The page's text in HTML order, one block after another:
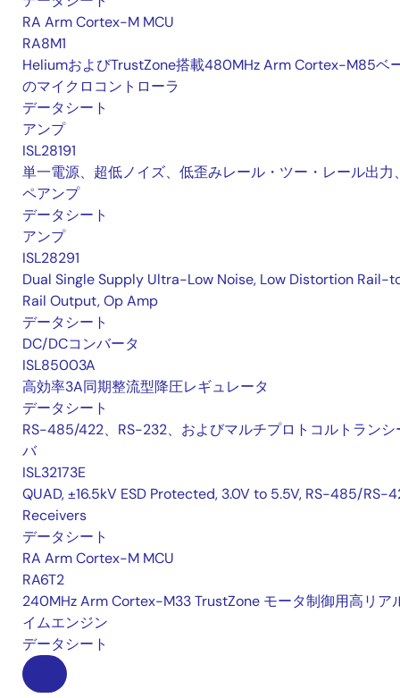
RA Arm Cortex-M MCU
RA8M1
HeliumおよびTrustZone搭載480MHz Arm Cortex-M85ベ
のマイクロコントローラ
データシート
アンプ
ISL28191
単一電源、超低ノイズ、低歪みレール・ツー・レール出力
ペアンプ
データシート
アンプ
ISL28291
Dual Single Supply Ultra-Low Noise, Low Distortion Rail-
Rail Output, Op Amp
データシート
DC/DCコンバータ
ISL85003A
高効率3A同期整流型降圧レギュレータ
データシート
RS-485/422、RS-232、およびマルチプロトコルトランシ
バ
ISL32173E
QUAD, ±16.5kV ESD Protected, 3.0V to 5.5V, RS-485/RS-
Receivers
データシート
RA Arm Cortex-M MCU
RA6T2
240MHz Arm Cortex-M33 TrustZone モータ制御用高リア
イムエンジン
データシート